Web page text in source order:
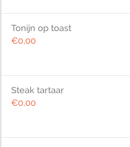
Tonijn op toast
€0,00
Steak tartaar
€0,00